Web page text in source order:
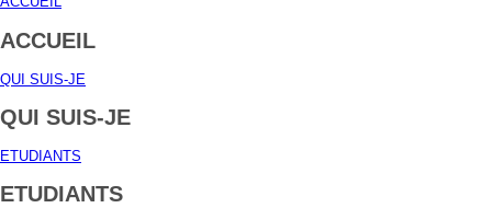
ACCUEIL
QUI SUIS-JE
QUI SUIS-JE
ETUDIANTS
ETUDIANTS